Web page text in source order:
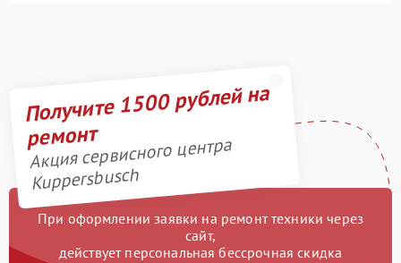
Получите 1500 рублей на
ремонт
Акция сервисного центра
Kuppersbusch
При оформлении заявки на ремонт техники через
сайт,
действует персональная бессрочная скидка